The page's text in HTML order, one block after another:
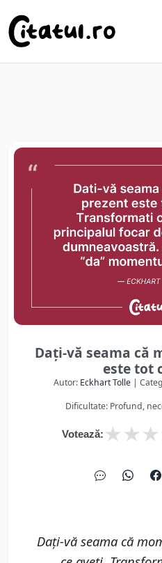
Dați-vă seama că
este tot
Autor: Eckhart Tolle|
Dificultate: Profund,
Votează: ★
★
★
Dați-vă seama că